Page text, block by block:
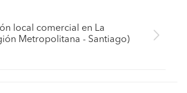
local comercial en La
Metropolitana - Santiago)